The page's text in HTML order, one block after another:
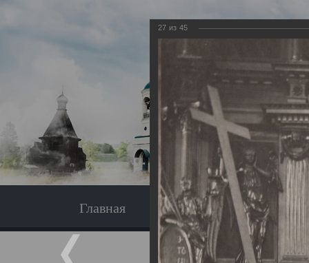
Главная Экскурсия
27 из 45